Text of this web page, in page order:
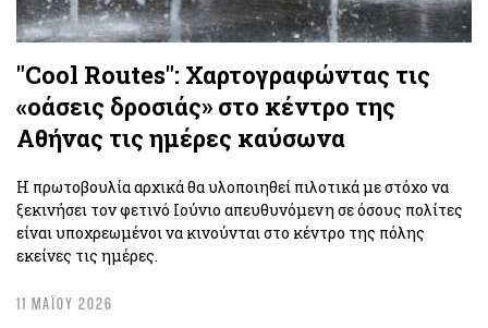
"Cool Routes": Χαρτογραφώντας τις
«οάσεις δροσιάς» στο κέντρο της
Αθήνας τις ημέρες καύσωνα
H πρωτοβουλία αρχικά θα υλοποιηθεί πιλοτικά με στόχο να
ξεκινήσει τον φετινό Ιούνιο απευθυνόμενη σε όσους πολίτες
είναι υποχρεωμένοι να κινούνται στο κέντρο της πόλης
εκείνες τις ημέρες.
11 ΜΑΪΟΥ 2026